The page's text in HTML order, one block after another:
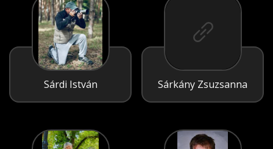
Sárdi István Sárkány Zsuzsanna